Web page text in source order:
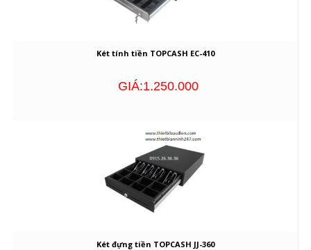
Két tính tiền TOPCASH EC-410
GIÁ:1.250.000
Két đựng tiền TOPCASH JJ-360